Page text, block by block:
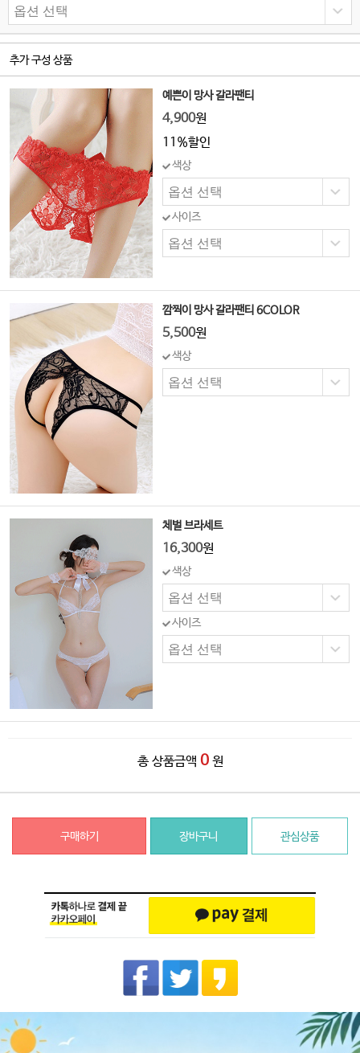
추가 구성 상품
예쁜이 망사 갈라팬티
4,900원
11%할인
색상
사이즈
깜찍이 망사 갈라팬티 6COLOR
5,500원
색상
체벌 브라세트
16,300원
색상
사이즈
총 상품금액 0 원
구매하기 장바구니 관심상품